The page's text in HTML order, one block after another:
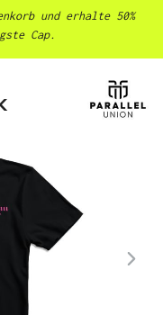
und erhalte 50%
Cap.